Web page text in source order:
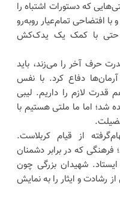
که دستورات اشتباه را
افتضاحی تمام‌عیار روبه‌رو
حتی با کمک یک یدک‌کش
حرف آخر را می‌زند، باید
دفاع کرد. با نفس
قدرت لازم را داریم. لیبی
شد؛ اما ما ملتی هستیم با
از قیام کربلاست.
فرهنگی که در برابر دشمنان
شهیدان بزرگی چون
رشادت و ایثار را به نمایش